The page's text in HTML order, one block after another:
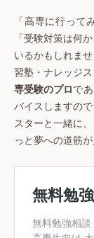
「高専に行って
「受験対策は何
いるかもしれま
習塾・ナレッジ
専受験のプロで
バイスしますの
スターと一緒に
っと夢への道筋